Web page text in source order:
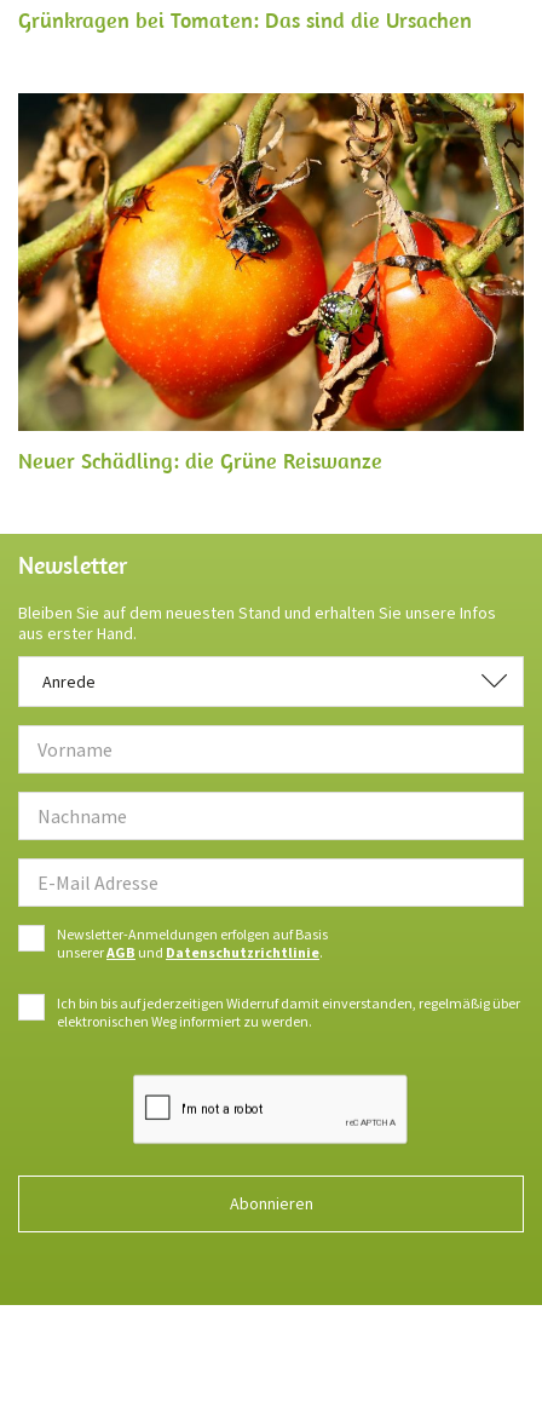
Grünkragen bei Tomaten: Das sind die Ursachen
Neuer Schädling: die Grüne Reiswanze
Newsletter
Bleiben Sie auf dem neuesten Stand und erhalten Sie unsere Infos
aus erster Hand.
Anrede
Anrede
Newsletter-Anmeldungen erfolgen auf Basis
unsererAGB und Datenschutzrichtlinie.
Ich bin bis auf jederzeitigen Widerruf damit einverstanden, regelmäßig über
elektronischen Weg informiert zu werden.
Abonnieren